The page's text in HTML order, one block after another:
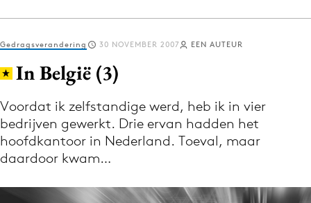
Log in
Download de app
Volg het laatste nieuws via de Adformatie
Nieuws app
Gedragsverandering 30 NOVEMBER 2007 EEN AUTEUR
In België (3)
Voordat ik zelfstandige werd, heb ik in vier
bedrijven gewerkt. Drie ervan hadden het
hoofdkantoor in Nederland. Toeval, maar
daardoor kwam…